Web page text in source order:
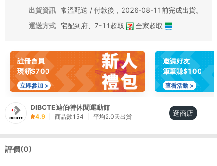
出貨資訊 常溫配送 / 付款後，2026-08-11前完成出貨。
運送方式 宅配到府 7-11超取 全家超取
註冊會員
現領$700
立即參加 >
邀請好友
筆筆賺$100
查看活動 >
DIBOTE迪伯特休閒運動館
4.9 商品數154 平均2.0天出貨 逛商店
評價(0)